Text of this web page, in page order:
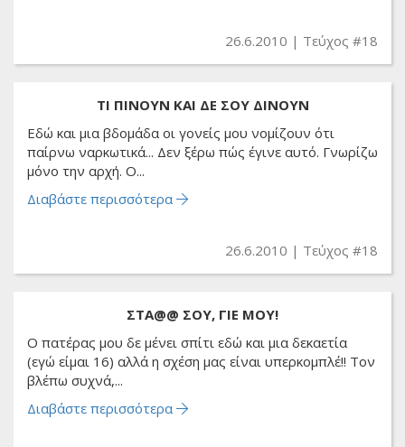
26.6.2010 Τεύχος #18
ΤΙ ΠΙΝΟΥΝ ΚΑΙ ΔΕ ΣΟΥ ΔΙΝΟΥΝ
Εδώ και μια βδομάδα οι γονείς μου νομίζουν ότι
παίρνω ναρκωτικά... Δεν ξέρω πώς έγινε αυτό. Γνωρίζω
μόνο την αρχή. Ο...
Διαβάστε περισσότερα
26.6.2010 Τεύχος #18
ΣΤΑ@@ ΣΟΥ, ΓΙΕ ΜΟΥ!
Ο πατέρας μου δε μένει σπίτι εδώ και μια δεκαετία
(εγώ είμαι 16) αλλά η σχέση μας είναι υπερκομπλέ!! Τον
βλέπω συχνά,...
Διαβάστε περισσότερα